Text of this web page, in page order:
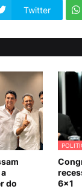
Twitter
do
6×1